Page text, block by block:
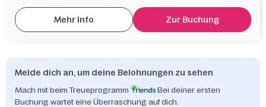
Mehr Info Zur Buchung
Melde dich an, um deine Belohnungen zu sehen
Mach mit beim Treueprogramm
Bei deiner ersten
Buchung wartet eine Überraschung auf dich.